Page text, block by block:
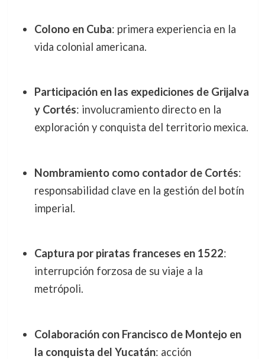
Colono en Cuba: primera experiencia en la
vida colonial americana.
Participación en las expediciones de Grijalva
y Cortés: involucramiento directo en la
exploración y conquista del territorio mexica.
Nombramiento como contador de Cortés:
responsabilidad clave en la gestión del botín
imperial.
Captura por piratas franceses en 1522:
interrupción forzosa de su viaje a la
metrópoli.
Colaboración con Francisco de Montejo en
la conquista del Yucatán: acción